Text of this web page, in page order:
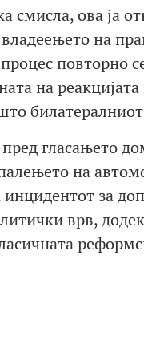
смисла, ова ја
на
повторно
на
гласањето
на
инцидентот за
врв,